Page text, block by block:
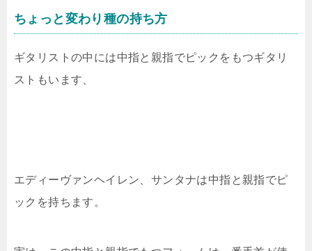
ちょっと変わり種の持ち方
ギタリストの中には中指と親指でピックをもつギタリ
ストもいます、
エディーヴァンヘイレン、サンタナは中指と親指でピ
ックを持ちます。